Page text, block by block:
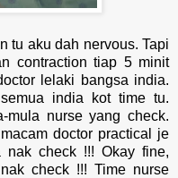
tu aku dah nervous. Tapi
contraction tiap 5 minit
lelaki bangsa india.
india kot time tu.
mula nurse yang check.
doctor practical je
check !!! Okay fine,
check !!! Time nurse